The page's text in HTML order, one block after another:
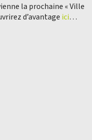
la prochaine « Ville
d’avantage ici…